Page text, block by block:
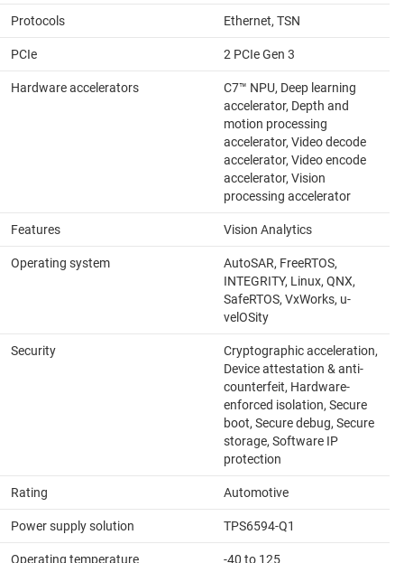
Protocols Ethernet, TSN
PCIe 2 PCIe Gen 3
Hardware accelerators
C7™ NPU, Deep learning
accelerator, Depth and
motion processing
accelerator, Video decode
accelerator, Video encode
accelerator, Vision
processing accelerator
Features Vision Analytics
Operating system
AutoSAR, FreeRTOS,
INTEGRITY, Linux, QNX,
SafeRTOS, VxWorks, u-
velOSity
Security
Cryptographic acceleration,
Device attestation & anti-
counterfeit, Hardware-
enforced isolation, Secure
boot, Secure debug, Secure
storage, Software IP
protection
Rating Automotive
Power supply solution TPS6594-Q1
Operating temperature
-40 to 125